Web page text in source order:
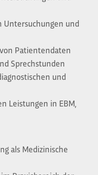
Untersuchungen und
Patientendaten
Sprechstunden
und
Leistungen in EBM,
als Medizinische